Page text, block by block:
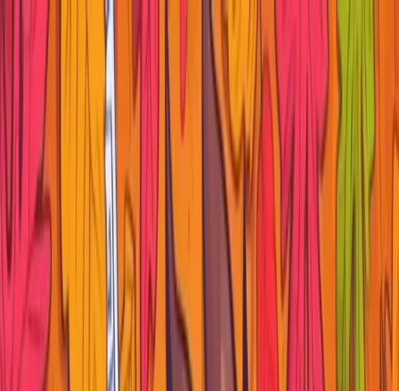
Saltar al contenido principal
Paraguayan Dev
Empleos Noticias Etiquetas
Buscar artículos
Volver al inicio
#oracle-apex
Personalizar Interactive Grid de
Oracle APEX: Botones y Acciones
Personalizadas.
27 de octubre de 2024 6min de lectura 50